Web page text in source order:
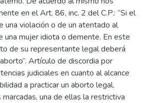
en el Art. 86, inc. 2 del C.P.: “Si el
una violación o de un atentado al
una mujer idiota o demente. En este
de su representante legal deberá
Artículo de discordia por
judiciales en cuanto al alcance
a practicar un aborto legal.
una de ellas la restrictiva